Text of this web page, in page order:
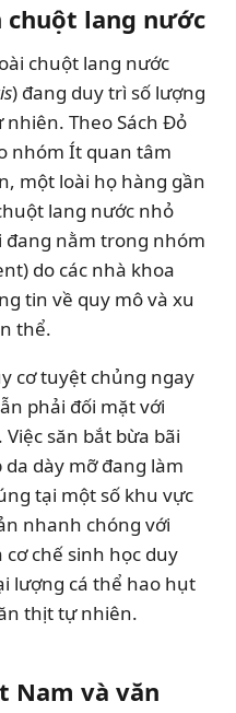
lang nước
chuột lang nước
) đang duy trì số lượng
Theo Sách Đỏ
nhóm Ít quan tâm
một loài họ hàng gần
lang nước nhỏ
đang nằm trong nhóm
do các nhà khoa
tin về quy mô và xu
thể.
cơ tuyệt chủng ngay
phải đối mặt với
săn bắt bừa bãi
dày mỡ đang làm
tại một số khu vực
nhanh chóng với
chế sinh học duy
lượng cá thể hao hụt
thịt tự nhiên.
Nam và văn